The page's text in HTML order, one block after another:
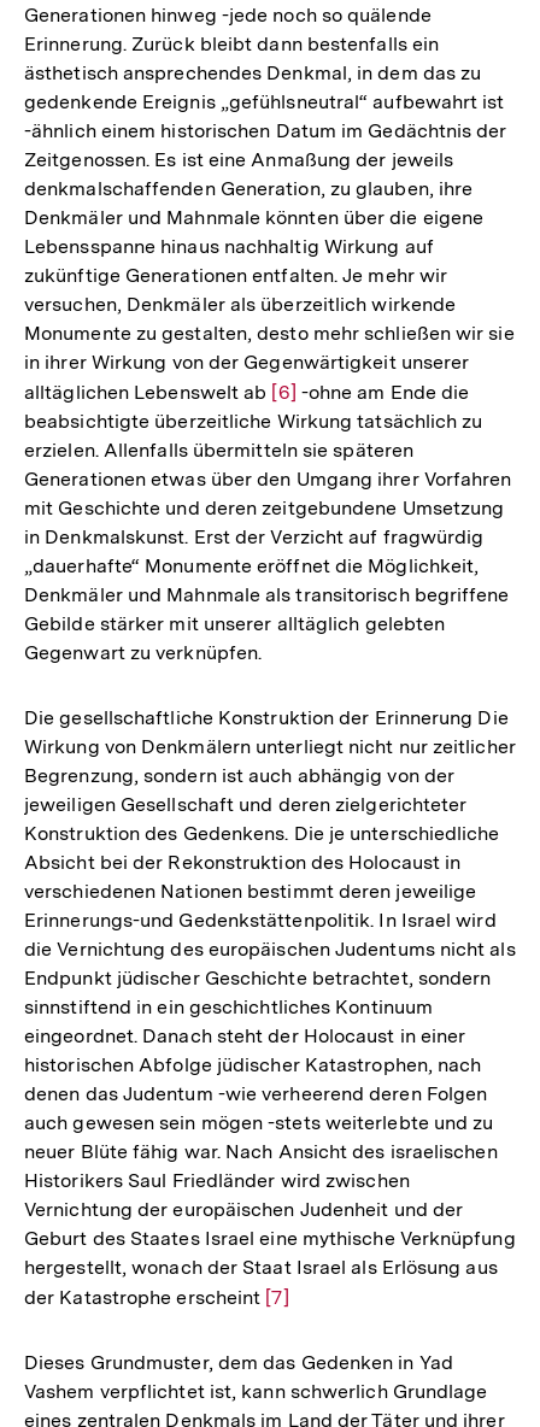
der
Fußnote
Generationen hinweg -jede noch so quälende
Erinnerung. Zurück bleibt dann bestenfalls ein
ästhetisch ansprechendes Denkmal, in dem das zu
gedenkende Ereignis „gefühlsneutral“ aufbewahrt ist
-ähnlich einem historischen Datum im Gedächtnis der
Zeitgenossen. Es ist eine Anmaßung der jeweils
denkmalschaffenden Generation, zu glauben, ihre
Denkmäler und Mahnmale könnten über die eigene
Lebensspanne hinaus nachhaltig Wirkung auf
zukünftige Generationen entfalten. Je mehr wir
versuchen, Denkmäler als überzeitlich wirkende
Monumente zu gestalten, desto mehr schließen wir sie
in ihrer Wirkung von der Gegenwärtigkeit unserer
alltäglichen Lebenswelt ab Zur
Auflösung
der
Fußnote
[6] -ohne am Ende die
beabsichtigte überzeitliche Wirkung tatsächlich zu
erzielen. Allenfalls übermitteln sie späteren
Generationen etwas über den Umgang ihrer Vorfahren
mit Geschichte und deren zeitgebundene Umsetzung
in Denkmalskunst. Erst der Verzicht auf fragwürdig
„dauerhafte“ Monumente eröffnet die Möglichkeit,
Denkmäler und Mahnmale als transitorisch begriffene
Gebilde stärker mit unserer alltäglich gelebten
Gegenwart zu verknüpfen.
Die gesellschaftliche Konstruktion der Erinnerung Die
Wirkung von Denkmälern unterliegt nicht nur zeitlicher
Begrenzung, sondern ist auch abhängig von der
jeweiligen Gesellschaft und deren zielgerichteter
Konstruktion des Gedenkens. Die je unterschiedliche
Absicht bei der Rekonstruktion des Holocaust in
verschiedenen Nationen bestimmt deren jeweilige
Erinnerungs-und Gedenkstättenpolitik. In Israel wird
die Vernichtung des europäischen Judentums nicht als
Endpunkt jüdischer Geschichte betrachtet, sondern
sinnstiftend in ein geschichtliches Kontinuum
eingeordnet. Danach steht der Holocaust in einer
historischen Abfolge jüdischer Katastrophen, nach
denen das Judentum -wie verheerend deren Folgen
auch gewesen sein mögen -stets weiterlebte und zu
neuer Blüte fähig war. Nach Ansicht des israelischen
Historikers Saul Friedländer wird zwischen
Vernichtung der europäischen Judenheit und der
Geburt des Staates Israel eine mythische Verknüpfung
hergestellt, wonach der Staat Israel als Erlösung aus
der Katastrophe erscheint Zur
der
Fußnote
[7]
Dieses Grundmuster, dem das Gedenken in Yad
Vashem verpflichtet ist, kann schwerlich Grundlage
eines zentralen Denkmals im Land der Täter und ihrer